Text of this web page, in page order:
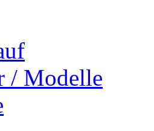
/ Modelle